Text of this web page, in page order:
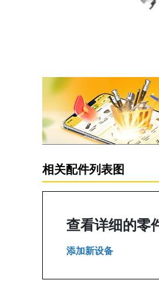
相关配件列表图
查看详细的零
添加新设备